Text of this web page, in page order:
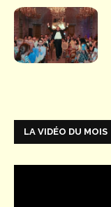
LA VIDÉO DU MOIS